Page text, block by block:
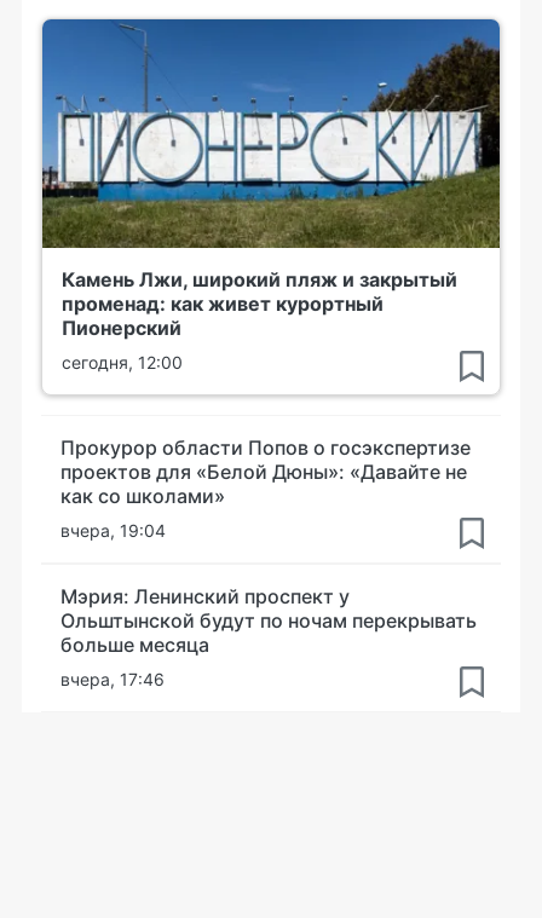
Камень Лжи, широкий пляж и закрытый
променад: как живет курортный
Пионерский
сегодня, 12:00
Прокурор области Попов о госэкспертизе
проектов для «Белой Дюны»: «Давайте не
как со школами»
вчера, 19:04
Мэрия: Ленинский проспект у
Ольштынской будут по ночам перекрывать
больше месяца
вчера, 17:46